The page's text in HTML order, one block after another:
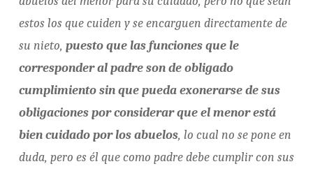
estos los que cuiden y se encarguen directamente de
su nieto, puesto que las funciones que le
corresponder al padre son de obligado
cumplimiento sin que pueda exonerarse de sus
obligaciones por considerar que el menor está
bien cuidado por los abuelos, lo cual no se pone en
duda, pero es él que como padre debe cumplir con sus